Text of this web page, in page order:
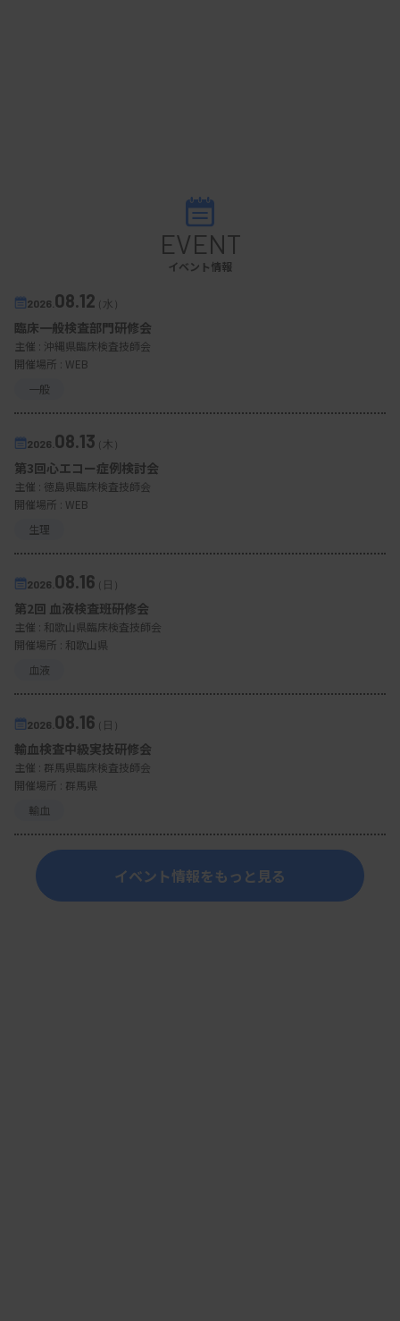
EVENT
イベント情報
2026. 08.12（水）
臨床一般検査部門研修会
主催 : 沖縄県臨床検査技師会
開催場所 : WEB
一般
2026. 08.13（木）
第3回心エコー症例検討会
主催 : 徳島県臨床検査技師会
開催場所 : WEB
生理
2026. 08.16（日）
第2回 血液検査班研修会
主催 : 和歌山県臨床検査技師会
開催場所 : 和歌山県
血液
2026. 08.16（日）
輸血検査中級実技研修会
主催 : 群馬県臨床検査技師会
開催場所 : 群馬県
輸血
イベント情報をもっと見る